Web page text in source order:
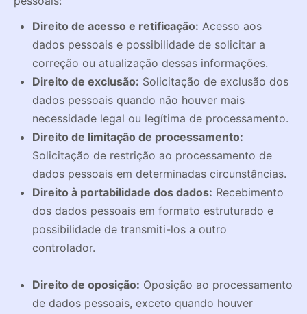
Direito de acesso e retificação: Acesso aos
dados pessoais e possibilidade de solicitar a
correção ou atualização dessas informações.
Direito de exclusão: Solicitação de exclusão dos
dados pessoais quando não houver mais
necessidade legal ou legítima de processamento.
Direito de limitação de processamento:
Solicitação de restrição ao processamento de
dados pessoais em determinadas circunstâncias.
Direito à portabilidade dos dados: Recebimento
dos dados pessoais em formato estruturado e
possibilidade de transmiti-los a outro
controlador.
Direito de oposição: Oposição ao processamento
de dados pessoais, exceto quando houver